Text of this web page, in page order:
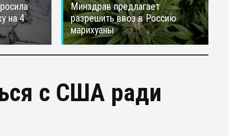
на 4
Минздрав предлагает
разрешить ввоз в Россию
марихуаны
с США ради